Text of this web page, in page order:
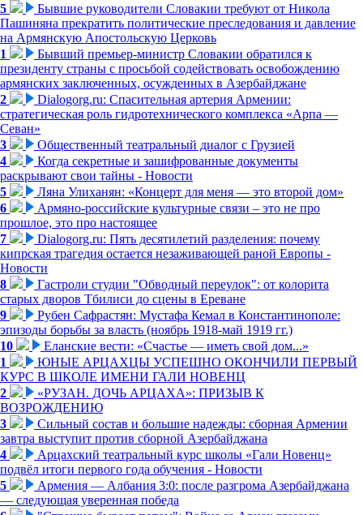
5
Бывшие руководители Словакии требуют от Никола
Пашиняна прекратить политические преследования и давление
на Армянскую Апостольскую Церковь
1
Бывший премьер-министр Словакии обратился к
президенту страны с просьбой содействовать освобождению
армянских заключенных, осужденных в Азербайджане
2
Dialogorg.ru: Спасительная артерия Армении:
стратегическая роль гидротехнического комплекса «Арпа —
Севан»
3
Общественный театральный диалог с Грузией
4
Когда секретные и зашифрованные документы
раскрывают свои тайны - Новости
5
Ляна Улиханян: «Концерт для меня — это второй дом»
6
Армяно-российские культурные связи – это не про
прошлое, это про настоящее
7
Dialogorg.ru: Пять десятилетий разделения: почему
кипрская трагедия остается незаживающей раной Европы -
Новости
8
Гастроли студии "Обводный переулок": от колорита
старых дворов Тбилиси до сцены в Ереване
9
Рубен Сафрастян: Мустафа Кемал в Константинополе:
эпизоды борьбы за власть (ноябрь 1918-май 1919 гг.)
10
Еланские вести: «Счастье — иметь свой дом...»
1
ЮНЫЕ АРЦАХЦЫ УСПЕШНО ОКОНЧИЛИ ПЕРВЫЙ
КУРС В ШКОЛЕ ИМЕНИ ГАЛИ НОВЕНЦ
2
«РУЗАН. ДОЧЬ АРЦАХА»: ПРИЗЫВ К
ВОЗРОЖДЕНИЮ
3
Сильный состав и большие надежды: сборная Армении
завтра выступит против сборной Азербайджана
4
Арцахский театральный курс школы «Гали Новенц»
подвёл итоги первого года обучения - Новости
5
Армения — Албания 3:0: после разгрома Азербайджана
— следующая уверенная победа